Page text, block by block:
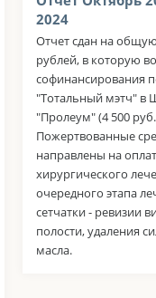
2024
Отчет сдан на
рублей, в которую
софинансирования
"Тотальный мэтч" в
"Пролеум" (4 500
Пожертвованные
направлены на
хирургического
очередного этапа
сетчатки - ревизии
полости, удаления
масла.